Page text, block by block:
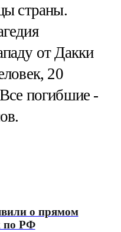
страны.
от Дакки
20
погибшие -
о прямом
по РФ